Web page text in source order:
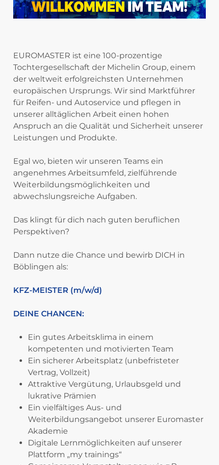
EUROMASTER ist eine 100-prozentige
Tochtergesellschaft der Michelin Group, einem
der weltweit erfolgreichsten Unternehmen
europäischen Ursprungs. Wir sind Marktführer
für Reifen- und Autoservice und pflegen in
unserer alltäglichen Arbeit einen hohen
Anspruch an die Qualität und Sicherheit unserer
Leistungen und Produkte.
Egal wo, bieten wir unseren Teams ein
angenehmes Arbeitsumfeld, zielführende
Weiterbildungsmöglichkeiten und
abwechslungsreiche Aufgaben.
Das klingt für dich nach guten beruflichen
Perspektiven?
Dann nutze die Chance und bewirb DICH in
Böblingen als:
KFZ-MEISTER (m/w/d)
DEINE CHANCEN:
Ein gutes Arbeitsklima in einem
kompetenten und motivierten Team
Ein sicherer Arbeitsplatz (unbefristeter
Vertrag, Vollzeit)
Attraktive Vergütung, Urlaubsgeld und
lukrative Prämien
Ein vielfältiges Aus- und
Weiterbildungsangebot unserer Euromaster
Akademie
Digitale Lernmöglichkeiten auf unserer
Plattform „my trainings“